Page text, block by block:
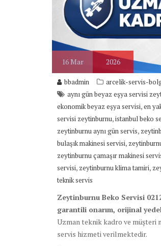
16Mar 2026
bbadmin
arcelik-servis-
aynı gün beyaz eşya servisi
ekonomik beyaz eşya servisi,en
servisi zeytinburnu,istanbul beko
zeytinburnu aynı gün servis,
bulaşık makinesi servisi,
zeytinburnu çamaşır makinesi
servisi, zeytinburnu klima tamiri,
teknik servis
Zeytinburnu Beko Servisi
garantili onarım, orijinal
Uzman teknik kadro ve müşteri
servis hizmeti verilmektedir.